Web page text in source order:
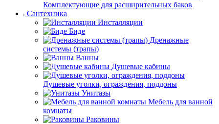
Комплектующие для расширительных баков
Сантехника
Инсталляции
Биде
Дренажные
системы (трапы)
Ванны
Душевые кабины
Душевые уголки, ограждения, поддоны
Унитазы
Мебель для ванной
комнаты
Раковины